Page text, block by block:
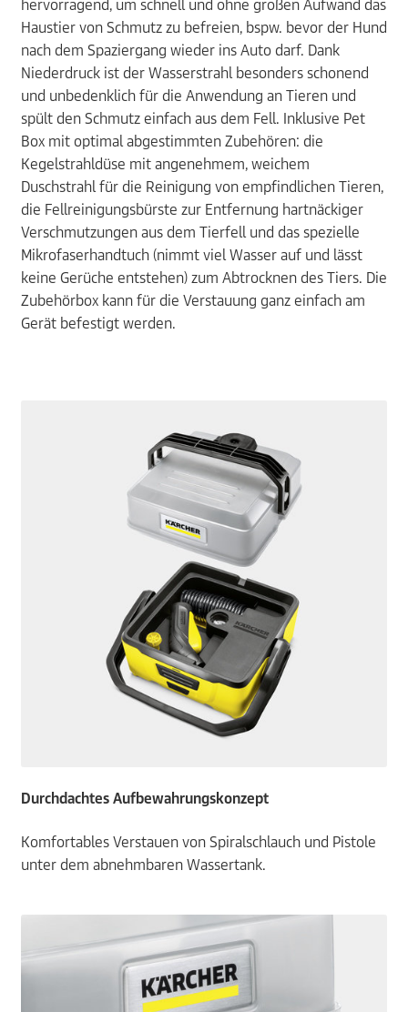
hervorragend, um schnell und ohne großen Aufwand das
Haustier von Schmutz zu befreien, bspw. bevor der Hund
nach dem Spaziergang wieder ins Auto darf. Dank
Niederdruck ist der Wasserstrahl besonders schonend
und unbedenklich für die Anwendung an Tieren und
spült den Schmutz einfach aus dem Fell. Inklusive Pet
Box mit optimal abgestimmten Zubehören: die
Kegelstrahldüse mit angenehmem, weichem
Duschstrahl für die Reinigung von empfindlichen Tieren,
die Fellreinigungsbürste zur Entfernung hartnäckiger
Verschmutzungen aus dem Tierfell und das spezielle
Mikrofaserhandtuch (nimmt viel Wasser auf und lässt
keine Gerüche entstehen) zum Abtrocknen des Tiers. Die
Zubehörbox kann für die Verstauung ganz einfach am
Gerät befestigt werden.
Durchdachtes Aufbewahrungskonzept
Komfortables Verstauen von Spiralschlauch und Pistole
unter dem abnehmbaren Wassertank.